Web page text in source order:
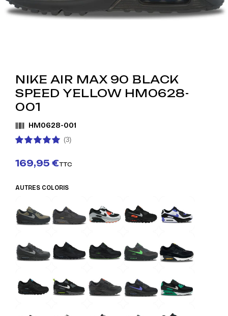
NIKE AIR MAX 90 BLACK
SPEED YELLOW HM0628-
001
HM0628-001
(3)
169,95 €TTC
AUTRES COLORIS